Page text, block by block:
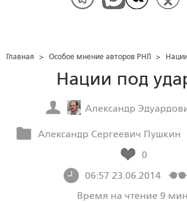
Главная > Особое мнение авторов РНЛ >
Нации под
Александр
Александр Сергеевич Пушкин
0
06:57 23.06.2014
Время на чтение 9